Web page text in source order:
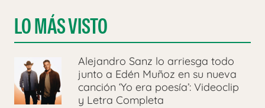
LO MÁS VISTO
Alejandro Sanz lo arriesga todo
junto a Edén Muñoz en su nueva
canción ‘Yo era poesía’: Videoclip
y Letra Completa